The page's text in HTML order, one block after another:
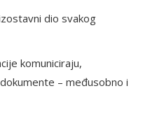
dio svakog
komuniciraju,
– međusobno i